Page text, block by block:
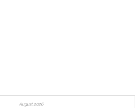
August 2026